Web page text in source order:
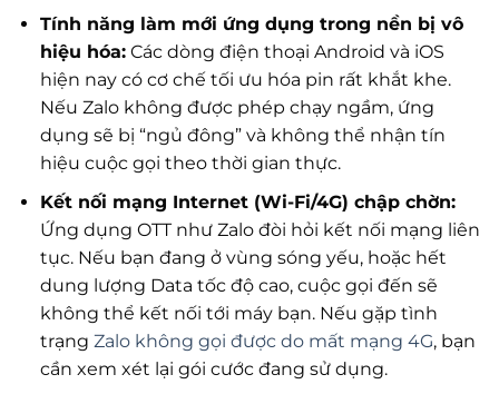
Tính năng làm mới ứng dụng trong nền bị vô
hiệu hóa:Các dòng điện thoại Android và iOS
hiện nay có cơ chế tối ưu hóa pin rất khắt khe.
Nếu Zalo không được phép chạy ngầm, ứng
dụng sẽ bị “ngủ đông” và không thể nhận tín
hiệu cuộc gọi theo thời gian thực.
Kết nối mạng Internet (Wi-Fi/4G) chập chờn:
Ứng dụng OTT như Zalo đòi hỏi kết nối mạng liên
tục. Nếu bạn đang ở vùng sóng yếu, hoặc hết
dung lượng Data tốc độ cao, cuộc gọi đến sẽ
không thể kết nối tới máy bạn. Nếu gặp tình
trạng Zalo không gọi được do mất mạng 4G, bạn
cần xem xét lại gói cước đang sử dụng.